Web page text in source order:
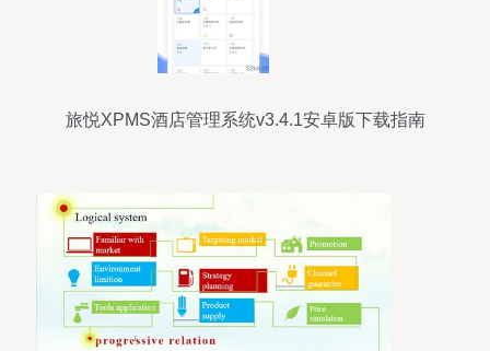
旅悦XPMS酒店管理系统v3.4.1安卓版下载指南